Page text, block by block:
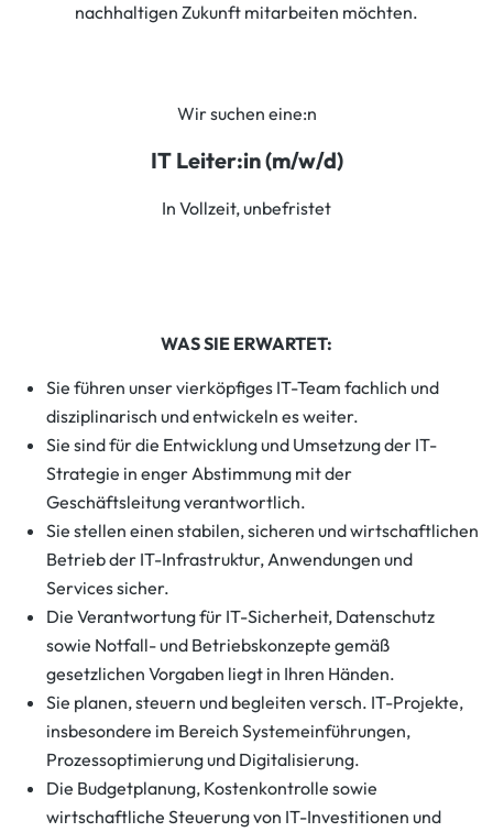
nachhaltigen Zukunft mitarbeiten möchten.
Wir suchen eine:n
IT Leiter:in (m/w/d)
In Vollzeit, unbefristet
WAS SIE ERWARTET:
Sie führen unser vierköpfiges IT-Team fachlich und
disziplinarisch und entwickeln es weiter.
Sie sind für die Entwicklung und Umsetzung der IT-
Strategie in enger Abstimmung mit der
Geschäftsleitung verantwortlich.
Sie stellen einen stabilen, sicheren und wirtschaftlichen
Betrieb der IT-Infrastruktur, Anwendungen und
Services sicher.
Die Verantwortung für IT-Sicherheit, Datenschutz
sowie Notfall- und Betriebskonzepte gemäß
gesetzlichen Vorgaben liegt in Ihren Händen.
Sie planen, steuern und begleiten versch. IT-Projekte,
insbesondere im Bereich Systemeinführungen,
Prozessoptimierung und Digitalisierung.
Die Budgetplanung, Kostenkontrolle sowie
wirtschaftliche Steuerung von IT-Investitionen und